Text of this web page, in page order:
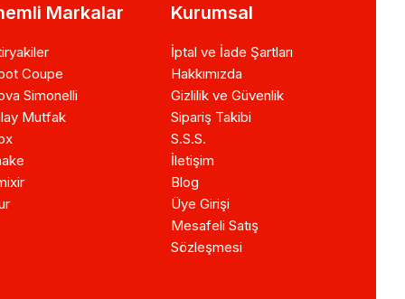
Markalar
Coupe
Simonelli
Mutfak
Kurumsal
İptal ve İade Şartları
Hakkımızda
Gizlilik ve Güvenlik
Sipariş Takibi
S.S.S.
İletişim
Blog
Üye Girişi
Mesafeli Satış
Sözleşmesi